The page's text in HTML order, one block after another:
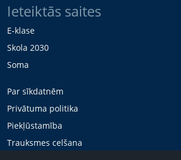
Ieteiktās saites
E-klase
Skola 2030
Soma
Par sīkdatnēm
Privātuma politika
Piekļūstamība
Trauksmes celšana